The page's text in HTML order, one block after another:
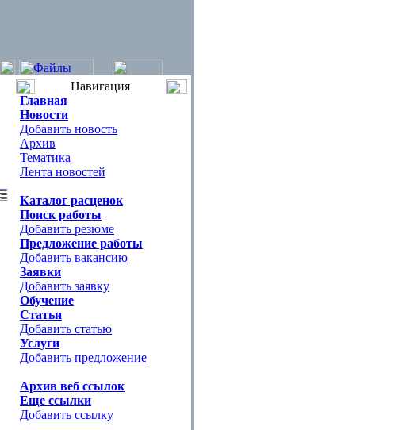
Навигация
Главная
Новости
Добавить новость
Архив
Тематика
Лента новостей
Каталог расценок
Поиск работы
Добавить резюме
Предложение работы
Добавить вакансию
Заявки
Добавить заявку
Обучение
Статьи
Добавить статью
Услуги
Добавить предложение
Архив веб ссылок
Еще ссылки
Добавить ссылку